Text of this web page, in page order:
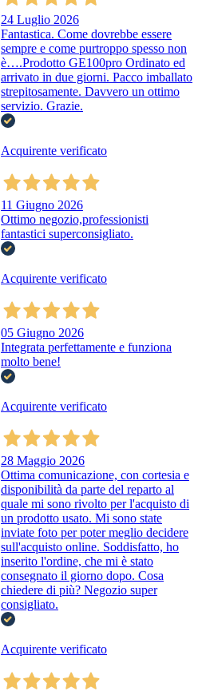
24 Luglio 2026
Fantastica. Come dovrebbe essere
sempre e come purtroppo spesso non
è….Prodotto GE100pro Ordinato ed
arrivato in due giorni. Pacco imballato
strepitosamente. Davvero un ottimo
servizio. Grazie.
Acquirente verificato
11 Giugno 2026
Ottimo negozio,professionisti
fantastici superconsigliato.
Acquirente verificato
05 Giugno 2026
Integrata perfettamente e funziona
molto bene!
Acquirente verificato
28 Maggio 2026
Ottima comunicazione, con cortesia e
disponibilità da parte del reparto al
quale mi sono rivolto per l'acquisto di
un prodotto usato. Mi sono state
inviate foto per poter meglio decidere
sull'acquisto online. Soddisfatto, ho
inserito l'ordine, che mi è stato
consegnato il giorno dopo. Cosa
chiedere di più? Negozio super
consigliato.
Acquirente verificato